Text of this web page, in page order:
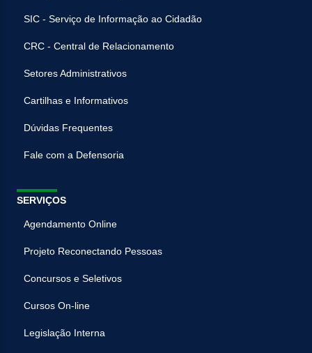
SIC - Serviço de Informação ao Cidadão
CRC - Central de Relacionamento
Setores Administrativos
Cartilhas e Informativos
Dúvidas Frequentes
Fale com a Defensoria
SERVIÇOS
Agendamento Online
Projeto Reconectando Pessoas
Concursos e Seletivos
Cursos On-line
Legislação Interna